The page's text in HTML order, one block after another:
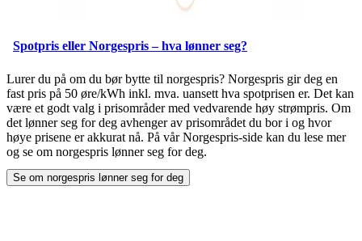
Spotpris eller Norgespris – hva lønner seg?
Lurer du på om du bør bytte til norgespris? Norgespris gir deg en
fast pris på 50 øre/kWh inkl. mva. uansett hva spotprisen er. Det kan
være et godt valg i prisområder med vedvarende høy strømpris. Om
det lønner seg for deg avhenger av prisområdet du bor i og hvor
høye prisene er akkurat nå. På vår Norgespris-side kan du lese mer
og se om norgespris lønner seg for deg.
Se om norgespris lønner seg for deg
ved å åpneSpotpris eller Norgespris – hva lønner seg?